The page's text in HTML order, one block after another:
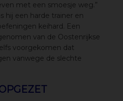
met een smoesje weg.”
hij een harde trainer en
keihard. Een
van de Oostenrijkse
voorgekomen dat
vanwege de slechte